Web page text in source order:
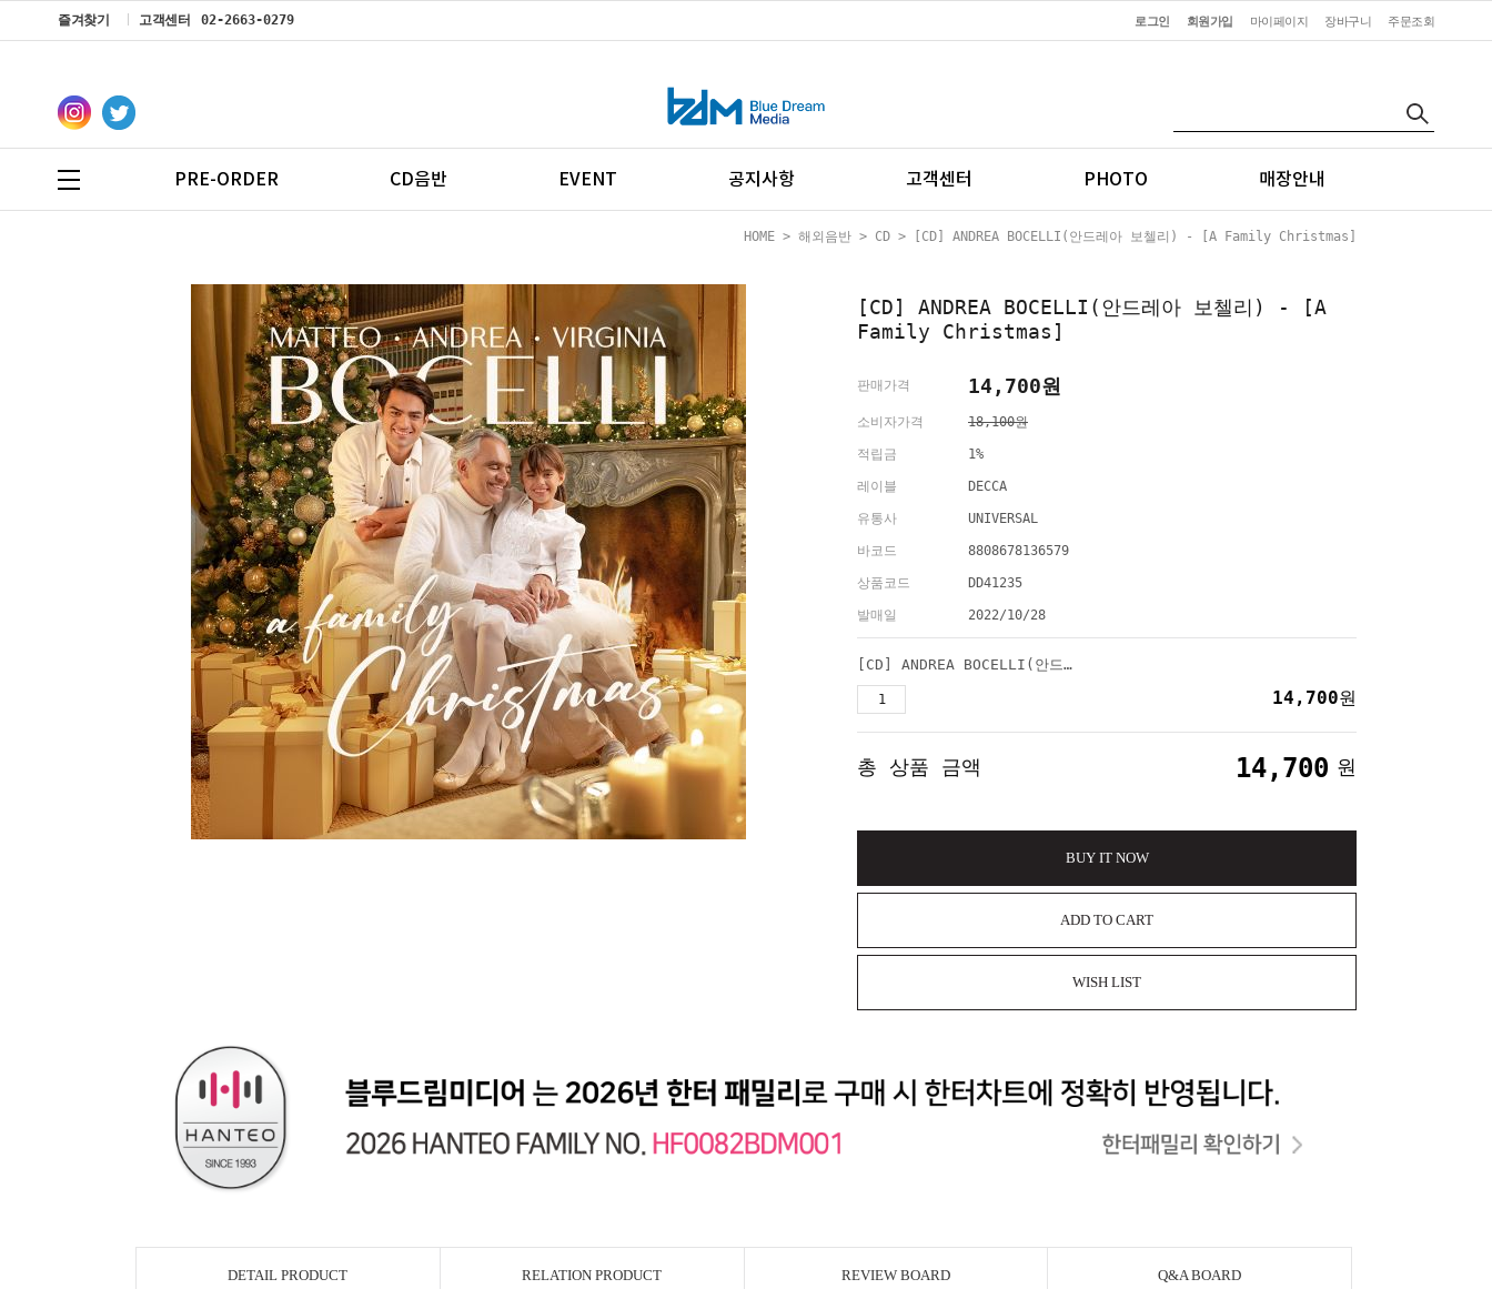
즐겨찾기 고객센터 02-2663-0279 로그인 회원가입 마이페이지 장바구니 주문조회
PRE-ORDER CD음반 EVENT 공지사항 고객센터 PHOTO 매장안내
HOME > 해외음반 > CD > [CD] ANDREA BOCELLI(안드레아 보첼리) - [A Family Christmas]
[CD] ANDREA BOCELLI(안드레아 보첼리) - [A
Family Christmas]
판매가격 14,700원
소비자가격 18,100원
적립금 1%
레이블 DECCA
유통사 UNIVERSAL
바코드 8808678136579
상품코드 DD41235
발매일 2022/10/28
[CD] ANDREA BOCELLI(안드레아 보첼리) - [A Family Christmas]
14,700원
총 상품 금액 14,700 원
BUY IT NOW
ADD TO CART
WISH LIST
DETAIL PRODUCT RELATION PRODUCT REVIEW BOARD Q&A BOARD